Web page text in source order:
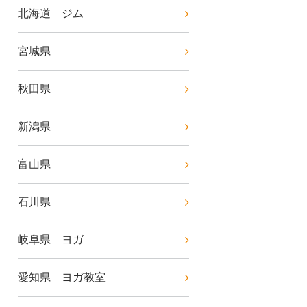
北海道 ジム
宮城県
秋田県
新潟県
富山県
石川県
岐阜県 ヨガ
愛知県 ヨガ教室